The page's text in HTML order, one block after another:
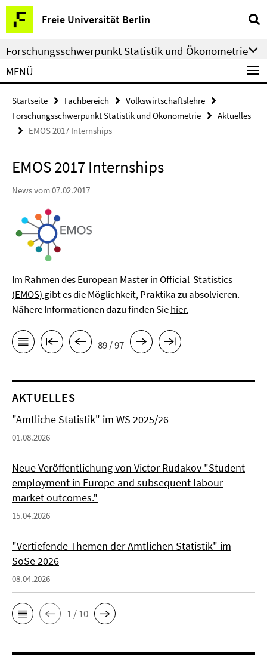
Springe
direkt
zu
Inhalt
Freie Universität Berlin
Service-
Navigation
Forschungsschwerpunkt Statistik und Ökonometrie
MENÜ
Startseite Fachbereich
Volkswirtschaftslehre
Forschungsschwerpunkt Statistik und Ökonometrie
Aktuelles
EMOS 2017 Internships
EMOS 2017 Internships
News vom 07.02.2017
Im Rahmen desEuropean Master in Official Statistics
(EMOS) gibt es die Möglichkeit, Praktika zu absolvieren.
Nähere Informationen dazu finden Siehier.
89 / 97
AKTUELLES
"Amtliche Statistik" im WS 2025/26
01.08.2026
Neue Veröffentlichung von Victor Rudakov "Student
employment in Europe and subsequent labour
market outcomes."
15.04.2026
"Vertiefende Themen der Amtlichen Statistik" im
SoSe 2026
08.04.2026
1 / 10